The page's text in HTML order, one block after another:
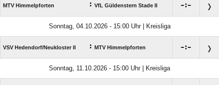
MTV Himmelpforten : VfL Güldenstern Stade II :
Sonntag, 04.10.2026 - 15:00 Uhr | Kreisliga
VSV Hedendorf/​Neukloster II : MTV Himmelpforten :
Sonntag, 11.10.2026 - 15:00 Uhr | Kreisliga